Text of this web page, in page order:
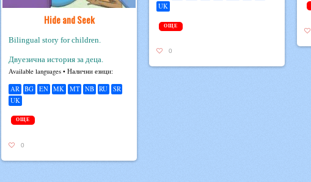
UK
ОЩЕ
0
Hide and Seek
Bilingual story for children.
Двуезична история за деца.
Avail­able lan­guages • Налични езици:
AR BG EN MK MT NB RU
SR
UK
ОЩЕ
0